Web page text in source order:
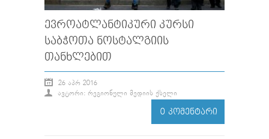
ᲔᲕᲠᲝᲐᲢᲚᲐᲜᲢᲘᲙᲣᲠᲘ ᲙᲣᲠᲡᲘ
ᲡᲐᲑᲭᲝᲗᲐ ᲜᲝᲡᲢᲐᲚᲒᲘᲘᲡ
ᲗᲐᲜᲮᲚᲔᲑᲘᲗ
26 ᲐᲞᲠ 2016
ᲐᲕᲢᲝᲠᲘ: ᲠᲔᲒᲘᲝᲜᲣᲚᲘ ᲛᲔᲓᲘᲘᲡ ᲥᲡᲔᲚᲘ
0 ᲙᲝᲛᲔᲜᲢᲐᲠᲘ